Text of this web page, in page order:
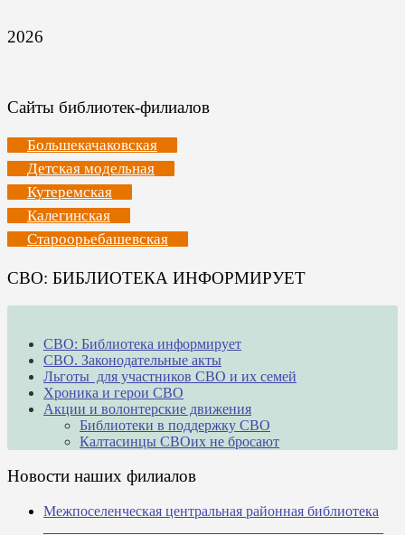
2026
Сайты библиотек-филиалов
Большекачаковская
Детская модельная
Кутеремская
Калегинская
Староорьебашевская
СВО: БИБЛИОТЕКА ИНФОРМИРУЕТ
СВО: Библиотека информирует
СВО. Законодательные акты
Льготы для участников СВО и их семей
Хроника и герои СВО
Акции и волонтерские движения
Библиотеки в поддержку СВО
Калтасинцы СВОих не бросают
Новости наших филиалов
Межпоселенческая центральная районная библиотека